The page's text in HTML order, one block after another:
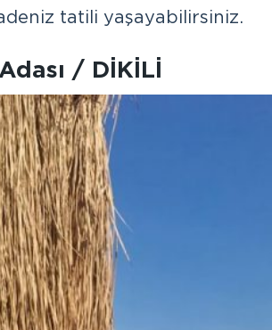
tatili yaşayabilirsiniz.
/ DİKİLİ